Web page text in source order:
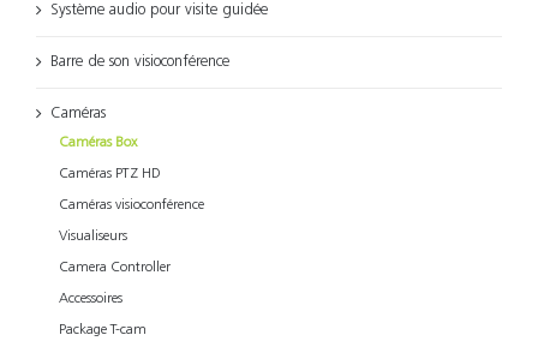
Système audio pour visite guidée
Barre de son visioconférence
Caméras
Caméras Box
Caméras PTZ HD
Caméras visioconférence
Visualiseurs
Camera Controller
Accessoires
Package T-cam